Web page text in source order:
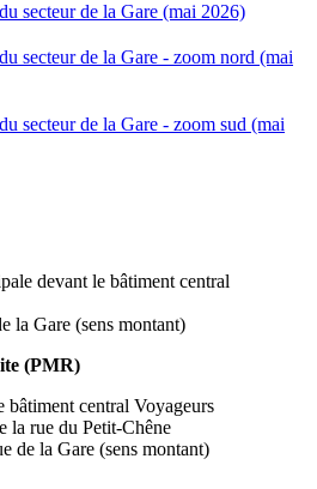
secteur de la Gare (mai 2026)
secteur de la Gare - zoom nord (mai
secteur de la Gare - zoom sud (mai
devant le bâtiment central
la Gare (sens montant)
(PMR)
bâtiment central Voyageurs
la rue du Petit-Chêne
de la Gare (sens montant)